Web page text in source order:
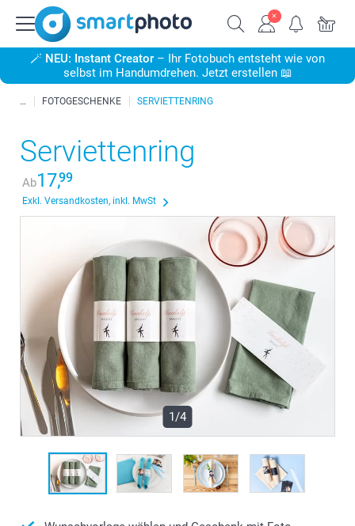
🪄 NEU: Instant Creator – Ihr Fotobuch entsteht wie von
selbst im Handumdrehen. Jetzt erstellen 📖
FOTOGESCHENKE SERVIETTENRING
Serviettenring
Ab17,99
Exkl. Versandkosten, inkl. MwSt
1/4